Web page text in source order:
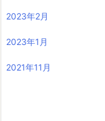
2023年2月
2023年1月
2021年11月